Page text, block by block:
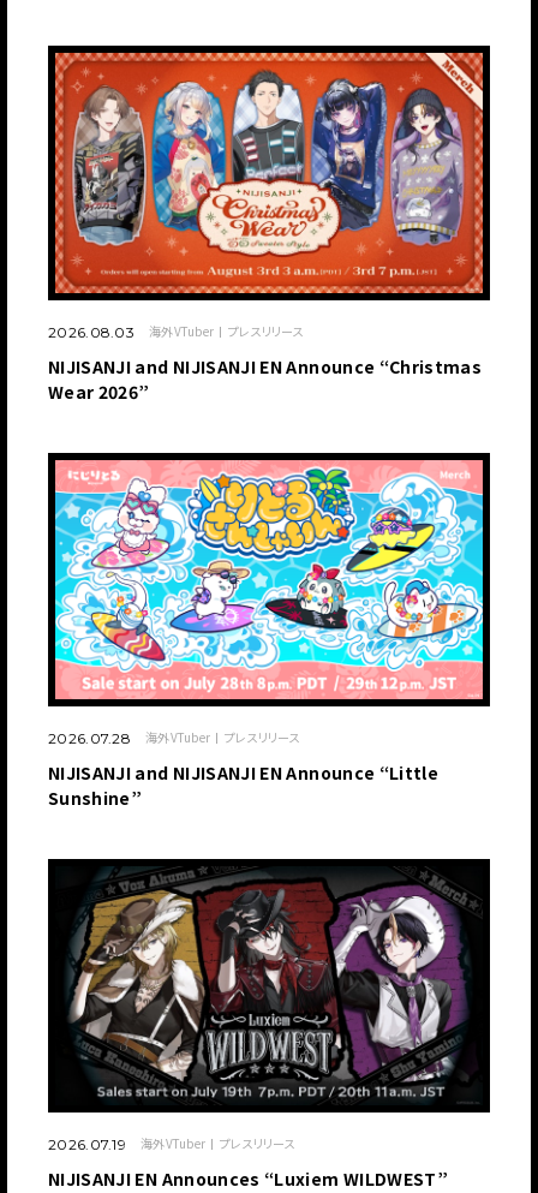
2026.08.03 海外VTuber プレスリリース
NIJISANJI and NIJISANJI EN Announce “Christmas
Wear 2026”
2026.07.28 海外VTuber プレスリリース
NIJISANJI and NIJISANJI EN Announce “Little
Sunshine”
2026.07.19 海外VTuber プレスリリース
NIJISANJI EN Announces “Luxiem WILDWEST”